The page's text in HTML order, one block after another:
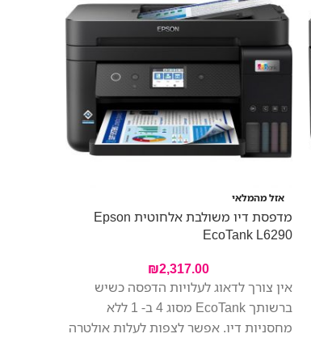
אזל מהמלאי
מדפסת דיו משולבת אלחוטית Epson
EcoTank L6290
₪2,317.00
אין צורך לדאוג לעלויות הדפסה כשיש
ברשותך EcoTank מסוג 4 ב- 1 ללא
מחסניות דיו. אפשר לצפות לעלות אולטרה